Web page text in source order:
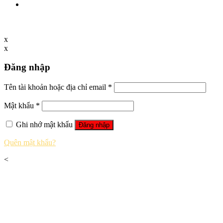
x
x
Đăng nhập
Tên tài khoản hoặc địa chỉ email *
Mật khẩu *
Ghi nhớ mật khẩu Đăng nhập
Quên mật khẩu?
<